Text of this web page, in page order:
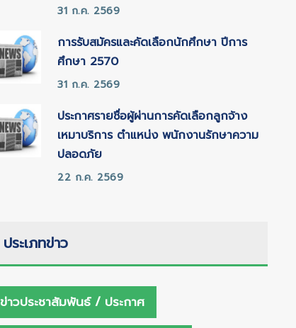
31 ก.ค. 2569
การรับสมัครและคัดเลือกนักศึกษา ปีการ
ศึกษา 2570
31 ก.ค. 2569
ประกาศรายชื่อผู้ผ่านการคัดเลือกลูกจ้าง
เหมาบริการ ตำแหน่ง พนักงานรักษาความ
ปลอดภัย
22 ก.ค. 2569
ประเภทข่าว
ข่าวประชาสัมพันธ์ / ประกาศ